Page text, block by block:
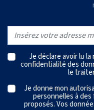
Je déclare avoir lu
confidentialité des
le
Je donne mon
personnelles à
proposés. Vos